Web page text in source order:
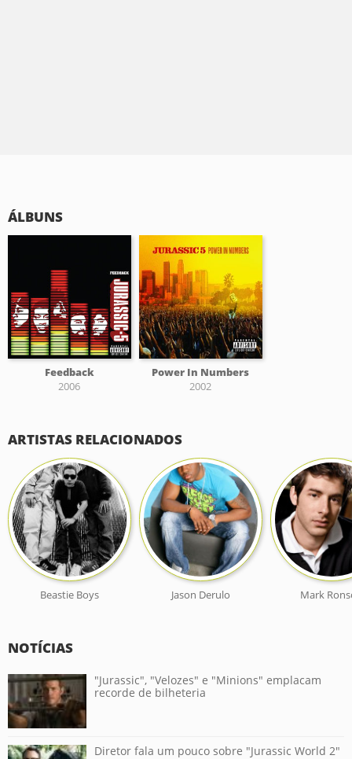
ÁLBUNS
Feedback
2006
Power In Numbers
2002
ARTISTAS RELACIONADOS
Beastie Boys Jason Derulo Mark
NOTÍCIAS
"Jurassic", "Velozes" e "Minions" emplacam
recorde de bilheteria
Diretor fala um pouco sobre "Jurassic World 2"